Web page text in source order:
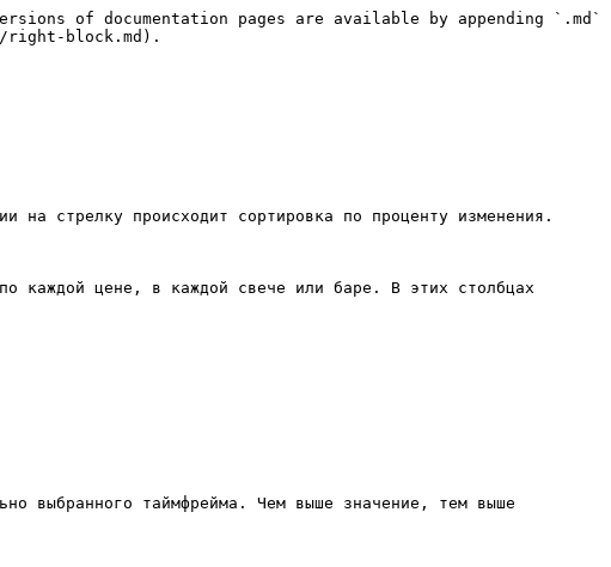
of documentation pages are available by appending `.md`
right-block.md).
на стрелку происходит сортировка по проценту изменения.
каждой цене, в каждой свече или баре. В этих столбцах
выбранного таймфрейма. Чем выше значение, тем выше